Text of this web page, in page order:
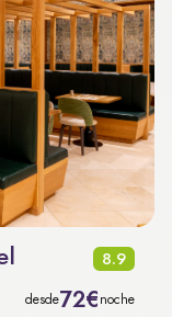
8.9
desde72€noche